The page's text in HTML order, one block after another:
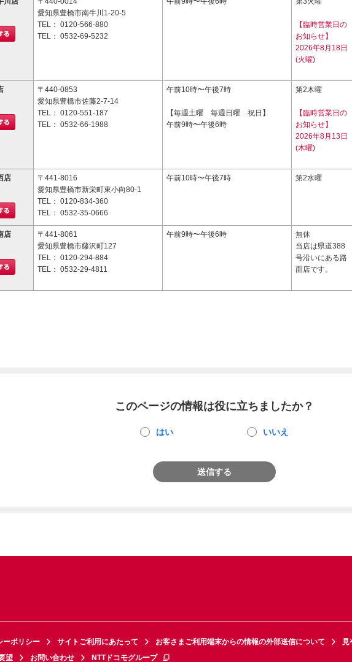
愛知県豊橋市南牛川1-20-5
TEL： 0120-566-880
TEL： 0532-69-5232
【臨時営業日の
お知らせ】
2026年8月18日
(火曜)
〒440-0853
愛知県豊橋市佐藤2-7-14
TEL： 0120-551-187
TEL： 0532-66-1988
午前10時〜午後7時
【毎週土曜 毎週日曜 祝日】
午前9時〜午後6時
第2木曜
【臨時営業日の
お知らせ】
2026年8月13日
(木曜)
店
〒441-8016
愛知県豊橋市新栄町東小向80-1
TEL： 0120-834-360
TEL： 0532-35-0666
午前10時〜午後7時 第2水曜
店
〒441-8061
愛知県豊橋市藤沢町127
TEL： 0120-294-884
TEL： 0532-29-4811
午前9時〜午後6時
無休
当店は県道388
号沿いにある路
面店です。
このページの情報は役に立ちましたか？
はい いいえ
送信する
ーポリシー サイトご利用にあたって お客さまご利用端末からの情報の外部送信について
見
望 お問い合わせ NTTドコモグループ